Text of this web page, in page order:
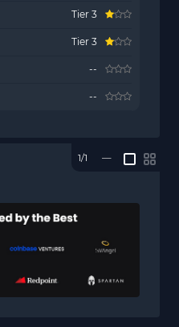
Tier 3
Tier 3
--
--
1/1 —